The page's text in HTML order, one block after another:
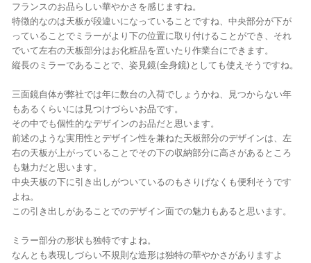
フランスのお品らしい華やかさを感じますね。
特徴的なのは天板が段違いになっていることですね、中央部分が下が
っていることでミラーがより下の位置に取り付けることができ、それ
でいて左右の天板部分はお化粧品を置いたり作業台にできます。
縦長のミラーであることで、姿見鏡(全身鏡)としても使えそうですね。
三面鏡自体が弊社では年に数台の入荷でしょうかね、見つからない年
もあるくらいには見つけづらいお品です。
その中でも個性的なデザインのお品だと思います。
前述のような実用性とデザイン性を兼ねた天板部分のデザインは、左
右の天板が上がっていることでその下の収納部分に高さがあるところ
も魅力だと思います。
中央天板の下に引き出しがついているのもさりげなくも便利そうです
よね。
この引き出しがあることでのデザイン面での魅力もあると思います。
ミラー部分の形状も独特ですよね。
なんとも表現しづらい不規則な造形は独特の華やかさがありますよ